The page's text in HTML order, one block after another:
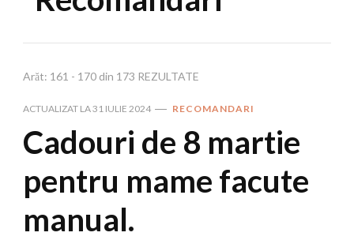
Arăt: 161 - 170 din 173 REZULTATE
ACTUALIZAT LA31 IULIE 2024 RECOMANDARI
Cadouri de 8 martie
pentru mame facute
manual.